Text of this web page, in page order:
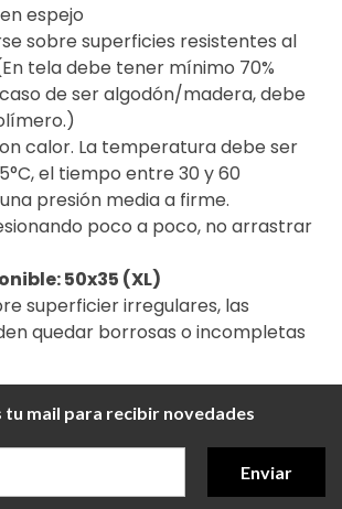
espejo
sobre superficies resistentes al
tela debe tener mínimo 70%
de ser algodón/madera, debe
calor. La temperatura debe ser
el tiempo entre 30 y 60
presión media a firme.
poco a poco, no arrastrar
50x35 (XL)
superficier irregulares, las
quedar borrosas o incompletas
tu mail para recibir novedades
Enviar